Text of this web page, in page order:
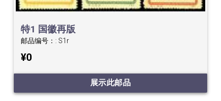
特1 国徽再版
邮品编号：: S1r
¥0
展示此邮品